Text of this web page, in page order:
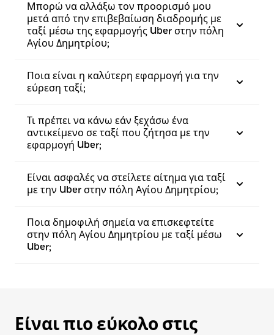
Μπορώ να αλλάξω τον προορισμό μου
μετά από την επιβεβαίωση διαδρομής με
ταξί μέσω της εφαρμογής Uber στην πόλη
Αγίου Δημητρίου;
Ποια είναι η καλύτερη εφαρμογή για την
εύρεση ταξί;
Τι πρέπει να κάνω εάν ξεχάσω ένα
αντικείμενο σε ταξί που ζήτησα με την
εφαρμογή Uber;
Είναι ασφαλές να στείλετε αίτημα για ταξί
με την Uber στην πόλη Αγίου Δημητρίου;
Ποια δημοφιλή σημεία να επισκεφτείτε
στην πόλη Αγίου Δημητρίου με ταξί μέσω
Uber;
Είναι πιο εύκολο στις